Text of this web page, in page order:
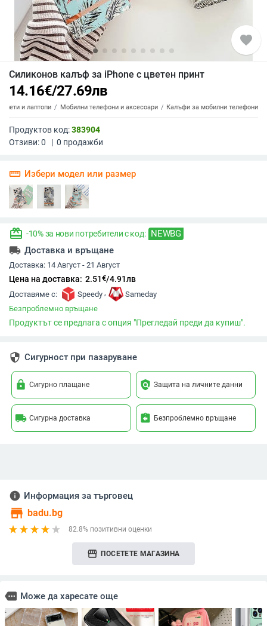
favorite
Силиконов калъф за iPhone с цветен принт
14.16€/27.69лв
и лаптопи Мобилни телефони и аксесоари Калъфи за мобилни телефони
Продуктов код:383904
Отзиви:0 | 0 продажби
straighten Избери модел или размер
redeem -10% за нови потребители с код: NEWBG
local_shipping Доставка и връщане
Доставка: 14 Август - 21 Август
Цена на доставка: 2.51€/4.91лв
Доставяме с: Speedy ,
Sameday
Безпроблемно връщане
Продуктът се предлага с опция "Прегледай преди да купиш".
security Сигурност при пазаруване
lock Сигурно плащане policy Защита на личните данни
local_shipping Сигурна доставка assignment_return Безпроблемно връщане
info Информация за търговец
store badu.bg
82.8% позитивни оценки
storefront ПОСЕТЕТЕ МАГАЗИНА
more Може да харесате още